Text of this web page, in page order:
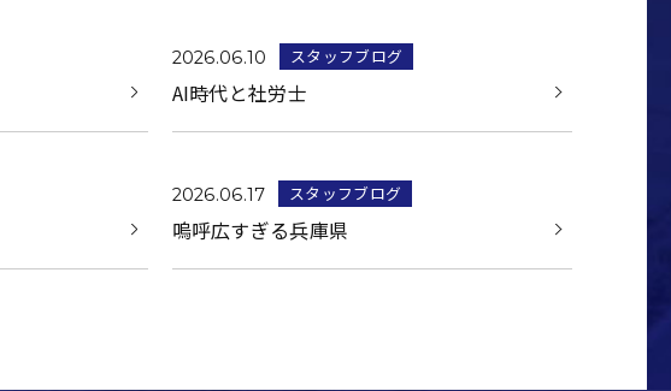
2026.06.10 スタッフブログ
AI時代と社労士
2026.06.17 スタッフブログ
嗚呼広すぎる兵庫県